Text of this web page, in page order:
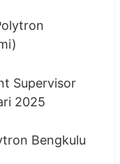
Supervisor
2025
Bengkulu